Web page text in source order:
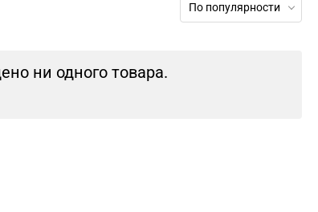
По популярности
ни одного товара.